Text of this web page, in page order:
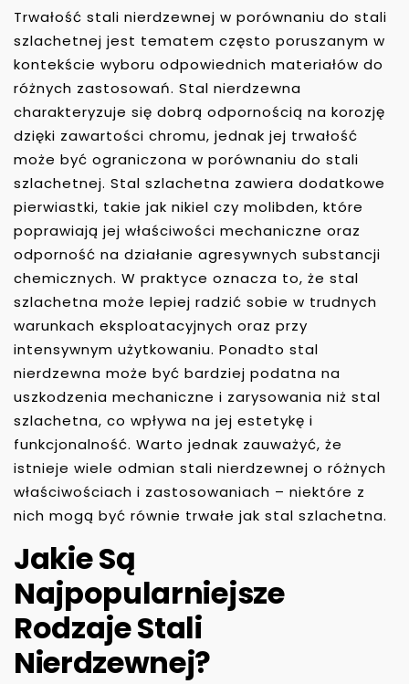
Trwałość stali nierdzewnej w porównaniu do stali
szlachetnej jest tematem często poruszanym w
kontekście wyboru odpowiednich materiałów do
różnych zastosowań. Stal nierdzewna
charakteryzuje się dobrą odpornością na korozję
dzięki zawartości chromu, jednak jej trwałość
może być ograniczona w porównaniu do stali
szlachetnej. Stal szlachetna zawiera dodatkowe
pierwiastki, takie jak nikiel czy molibden, które
poprawiają jej właściwości mechaniczne oraz
odporność na działanie agresywnych substancji
chemicznych. W praktyce oznacza to, że stal
szlachetna może lepiej radzić sobie w trudnych
warunkach eksploatacyjnych oraz przy
intensywnym użytkowaniu. Ponadto stal
nierdzewna może być bardziej podatna na
uszkodzenia mechaniczne i zarysowania niż stal
szlachetna, co wpływa na jej estetykę i
funkcjonalność. Warto jednak zauważyć, że
istnieje wiele odmian stali nierdzewnej o różnych
właściwościach i zastosowaniach – niektóre z
nich mogą być równie trwałe jak stal szlachetna.
Jakie Są
Najpopularniejsze
Rodzaje Stali
Nierdzewnej?